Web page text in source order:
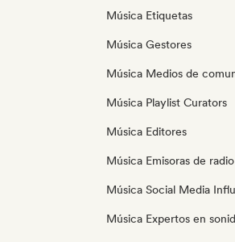
Música Etiquetas
Música Gestores
Música Medios de
Música Playlist Curators
Música Editores
Música Emisoras de radio
Música Social Media
Música Expertos en